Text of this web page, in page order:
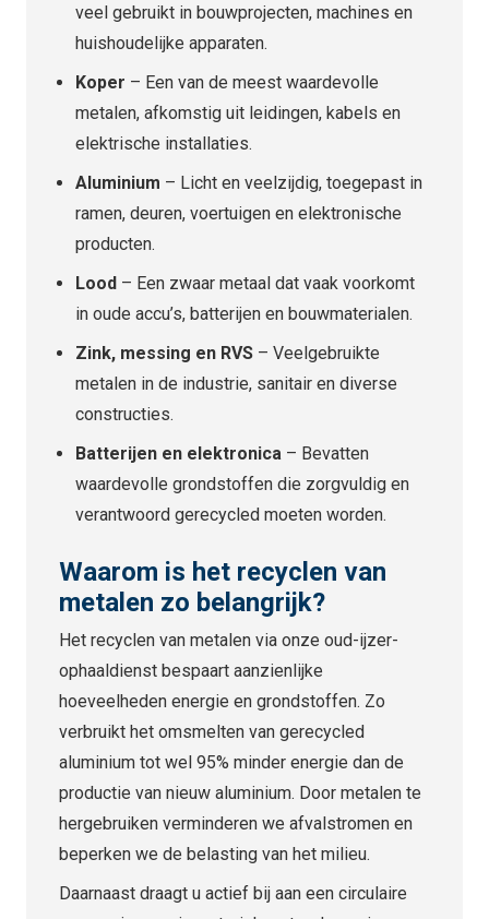
veel gebruikt in bouwprojecten, machines en
huishoudelijke apparaten.
Koper – Een van de meest waardevolle
metalen, afkomstig uit leidingen, kabels en
elektrische installaties.
Aluminium – Licht en veelzijdig, toegepast in
ramen, deuren, voertuigen en elektronische
producten.
Lood – Een zwaar metaal dat vaak voorkomt
in oude accu’s, batterijen en bouwmaterialen.
Zink, messing en RVS – Veelgebruikte
metalen in de industrie, sanitair en diverse
constructies.
Batterijen en elektronica – Bevatten
waardevolle grondstoffen die zorgvuldig en
verantwoord gerecycled moeten worden.
Waarom is het recyclen van
metalen zo belangrijk?
Het recyclen van metalen via onze oud-ijzer-
ophaaldienst bespaart aanzienlijke
hoeveelheden energie en grondstoffen. Zo
verbruikt het omsmelten van gerecycled
aluminium tot wel 95% minder energie dan de
productie van nieuw aluminium. Door metalen te
hergebruiken verminderen we afvalstromen en
beperken we de belasting van het milieu.
Daarnaast draagt u actief bij aan een circulaire